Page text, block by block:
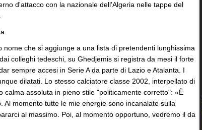
d'attacco con la nazionale dell'Algeria nelle tappe del
che si aggiunge a una lista di pretendenti lunghissima
colleghi tedeschi, su Ghedjemis si registra da mesi il forte
sempre accesi in Serie A da parte di Lazio e Atalanta. I
dilatati. Lo stesso calciatore classe 2002, interpellato di
calma assoluta in pieno stile "politicamente corretto": «È
momento tutte le mie energie sono incanalate sulla
al massimo. Poi, al momento opportuno, vedremo il da